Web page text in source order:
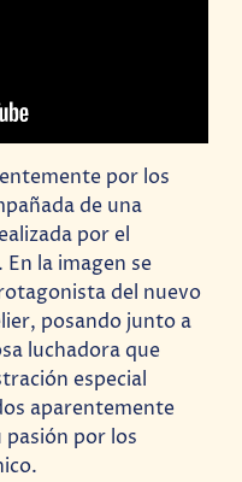
por los
de una
por el
la imagen se
del nuevo
posando junto a
luchadora que
especial
aparentemente
por los